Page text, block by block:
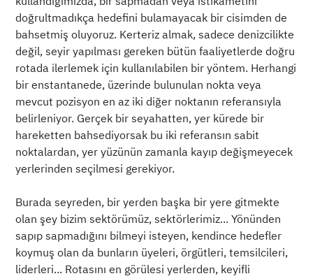
doğrultmadıkça hedefini bulamayacak bir cisimden de
bahsetmiş oluyoruz. Kerteriz almak, sadece denizcilikte
değil, seyir yapılması gereken bütün faaliyetlerde doğru
rotada ilerlemek için kullanılabilen bir yöntem. Herhangi
bir enstantanede, üzerinde bulunulan nokta veya
mevcut pozisyon en az iki diğer noktanın referansıyla
belirleniyor. Gerçek bir seyahatten, yer kürede bir
hareketten bahsediyorsak bu iki referansın sabit
noktalardan, yer yüzünün zamanla kayıp değişmeyecek
yerlerinden seçilmesi gerekiyor.
Burada seyreden, bir yerden başka bir yere gitmekte
olan şey bizim sektörümüz, sektörlerimiz... Yönünden
sapıp sapmadığını bilmeyi isteyen, kendince hedefler
koymuş olan da bunların üyeleri, örgütleri, temsilcileri,
liderleri... Rotasını en görülesi yerlerden, keyifli